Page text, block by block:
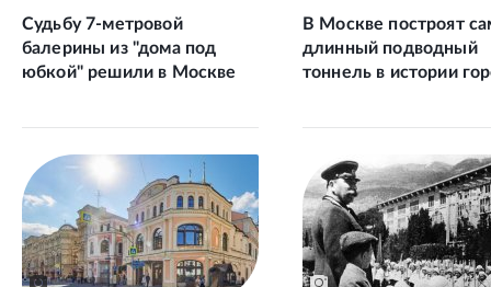
Судьбу 7-метровой
балерины из "дома под
юбкой" решили в Москве
В Москве построят
длинный подводный
тоннель в истории